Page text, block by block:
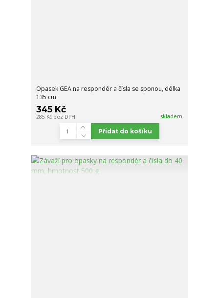
Opasek GEA na respondér a čísla se sponou, délka
135 cm
345 Kč
285 Kč bez DPH skladem
Přidat do košíku